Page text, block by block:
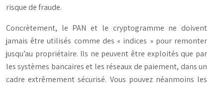
risque de fraude.
Concrètement, le PAN et le cryptogramme ne doivent
jamais être utilisés comme des « indices » pour remonter
jusqu’au propriétaire. Ils ne peuvent être exploités que par
les systèmes bancaires et les réseaux de paiement, dans un
cadre extrêmement sécurisé. Vous pouvez néanmoins les